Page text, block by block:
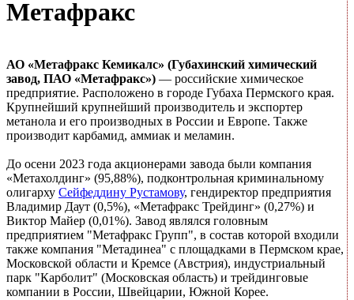
Метафракс
АО «Метафракс Кемикалс» (Губахинский химический
завод, ПАО «Метафракс») — российские химическое
предприятие. Расположено в городе Губаха Пермского края.
Крупнейший крупнейший производитель и экспортер
метанола и его производных в России и Европе. Также
производит карбамид, аммиак и меламин.
До осени 2023 года акционерами завода были компания
«Метахолдинг» (95,88%), подконтрольная криминальному
олигарху Сейфеддину Рустамову, гендиректор предприятия
Владимир Даут (0,5%), «Метафракс Трейдинг» (0,27%) и
Виктор Майер (0,01%). Завод являлся головным
предприятием "Метафракс Групп", в состав которой входили
также компания "Метадинеа" с площадками в Пермском крае,
Московской области и Кремсе (Австрия), индустриальный
парк "Карболит" (Московская область) и трейдинговые
компании в России, Швейцарии, Южной Корее.